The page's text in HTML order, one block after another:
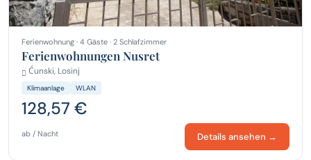
Ferienwohnung · 4 Gäste · 2 Schlafzimmer
Ferienwohnungen Nusret
Ćunski, Losinj
Klimaanlage WLAN
128,57 €
ab / Nacht Details ansehen →